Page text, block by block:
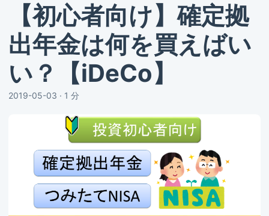
【初心者向け】確定拠
出年金は何を買えばい
い？【iDeCo】
2019-05-03 · 1 分